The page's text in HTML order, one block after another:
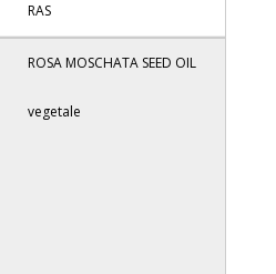
RAS
ROSA MOSCHATA SEED OIL
vegetale